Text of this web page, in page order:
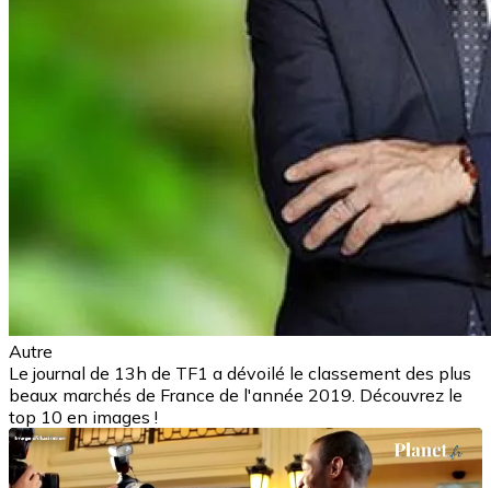
Autre
Le journal de 13h de TF1 a dévoilé le classement des plus
beaux marchés de France de l'année 2019. Découvrez le
top 10 en images !